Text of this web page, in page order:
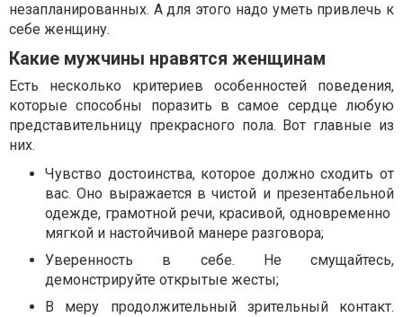
незапланированных. А для этого надо уметь привлечь к
себе женщину.
Какие мужчины нравятся женщинам
Есть несколько критериев особенностей поведения,
которые способны поразить в самое сердце любую
представительницу прекрасного пола. Вот главные из
них.
Чувство достоинства, которое должно сходить от
вас. Оно выражается в чистой и презентабельной
одежде, грамотной речи, красивой, одновременно
мягкой и настойчивой манере разговора;
Уверенность в себе. Не смущайтесь,
демонстрируйте открытые жесты;
В меру продолжительный зрительный контакт.